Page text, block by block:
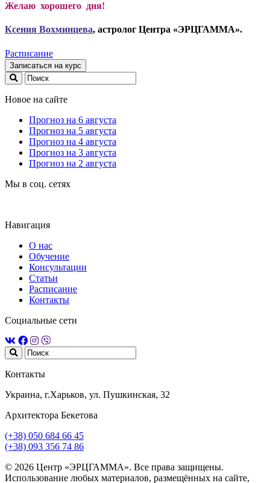
Желаю хорошего дня!
Ксения Вохминцева, астролог Центра «ЭРЦГАММА».
Расписание
Записаться на курс
Новое на сайте
Прогноз на 6 августа
Прогноз на 5 августа
Прогноз на 4 августа
Прогноз на 3 августа
Прогноз на 2 августа
Мы в соц. сетях
Навигация
О нас
Обучение
Консультации
Статьи
Расписание
Контакты
Социальные сети
Контакты
Украина, г.Харьков, ул. Пушкинская, 32
Архитектора Бекетова
(+38) 050 684 66 45
(+38) 093 356 74 86
© 2026 Центр «ЭРЦГАММА». Все права защищены.
Использование любых материалов, размещённых на сайте,